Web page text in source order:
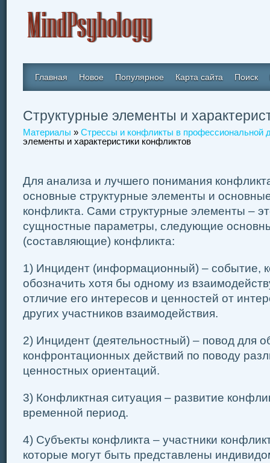
Главная Новое Популярное Карта сайта Поиск
Структурные элементы и
Материалы » Стрессы и конфликты в профессиональной
элементы и характеристики конфликтов
Для анализа и лучшего понимания
основные структурные элементы и
конфликта. Сами структурные элементы –
сущностные параметры, следующие
(составляющие) конфликта:
1) Инцидент (информационный) – событие,
обозначить хотя бы одному из
отличие его интересов и ценностей от
других участников взаимодействия.
2) Инцидент (деятельностный) – повод для
конфронтационных действий по поводу
ценностных ориентаций.
3) Конфликтная ситуация – развитие
временной период.
4) Субъекты конфликта – участники
которые могут быть представлены